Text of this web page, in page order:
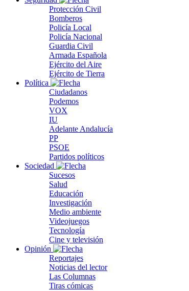
Protección Civil
Bomberos
Policía Local
Policía Nacional
Guardia Civil
Armada Española
Ejército del Aire
Ejército de Tierra
Política
Ciudadanos
Podemos
VOX
IU
Adelante Andalucía
PP
PSOE
Partidos políticos
Sociedad
Sucesos
Salud
Educación
Investigación
Medio ambiente
Videojuegos
Tecnología
Cine y televisión
Opinión
Reportajes
Noticias del lector
Las Columnas
Tiras cómicas